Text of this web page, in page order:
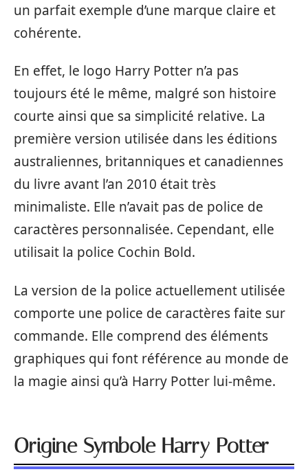
un parfait exemple d’une marque claire et
cohérente.
En effet, le logo Harry Potter n’a pas
toujours été le même, malgré son histoire
courte ainsi que sa simplicité relative. La
première version utilisée dans les éditions
australiennes, britanniques et canadiennes
du livre avant l’an 2010 était très
minimaliste. Elle n’avait pas de police de
caractères personnalisée. Cependant, elle
utilisait la police Cochin Bold.
La version de la police actuellement utilisée
comporte une police de caractères faite sur
commande. Elle comprend des éléments
graphiques qui font référence au monde de
la magie ainsi qu’à Harry Potter lui-même.
Origine Symbole Harry Potter